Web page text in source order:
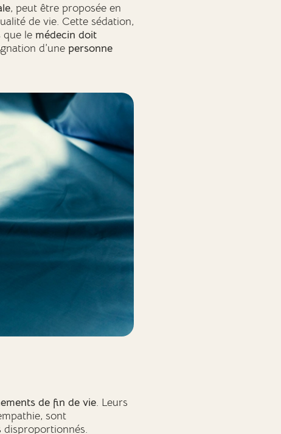
, peut être proposée en
de vie. Cette sédation,
que le médecin doit
d’une personne
de fin de vie. Leurs
sont
disproportionnés.